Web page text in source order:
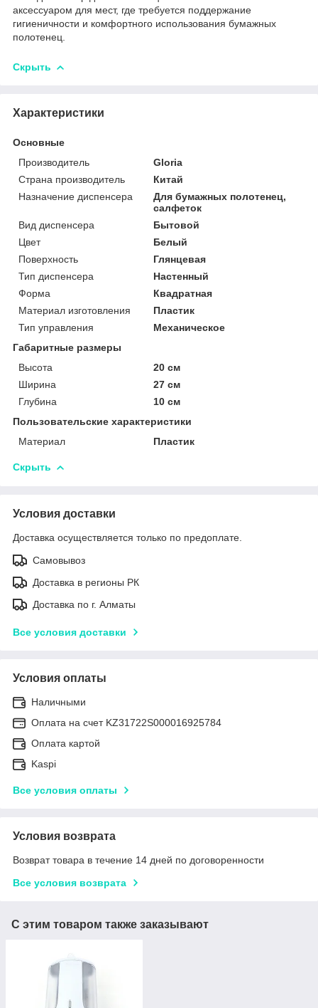
аксессуаром для мест, где требуется поддержание
гигиеничности и комфортного использования бумажных
полотенец.
Скрыть
Характеристики
Основные
Производитель
Gloria
Страна производитель
Китай
Назначение диспенсера
Для бумажных полотенец,
салфеток
Вид диспенсера
Бытовой
Цвет
Белый
Поверхность
Глянцевая
Тип диспенсера
Настенный
Форма
Квадратная
Материал изготовления
Пластик
Тип управления
Механическое
Габаритные размеры
Высота
20 см
Ширина
27 см
Глубина
10 см
Пользовательские характеристики
Материал
Пластик
Скрыть
Условия доставки
Доставка осуществляется только по предоплате.
Самовывоз
Доставка в регионы РК
Доставка по г. Алматы
Все условия доставки
Условия оплаты
Наличными
Оплата на счет KZ31722S000016925784
Оплата картой
Kaspi
Все условия оплаты
Условия возврата
Возврат товара в течение 14 дней по договоренности
Все условия возврата
С этим товаром также заказывают